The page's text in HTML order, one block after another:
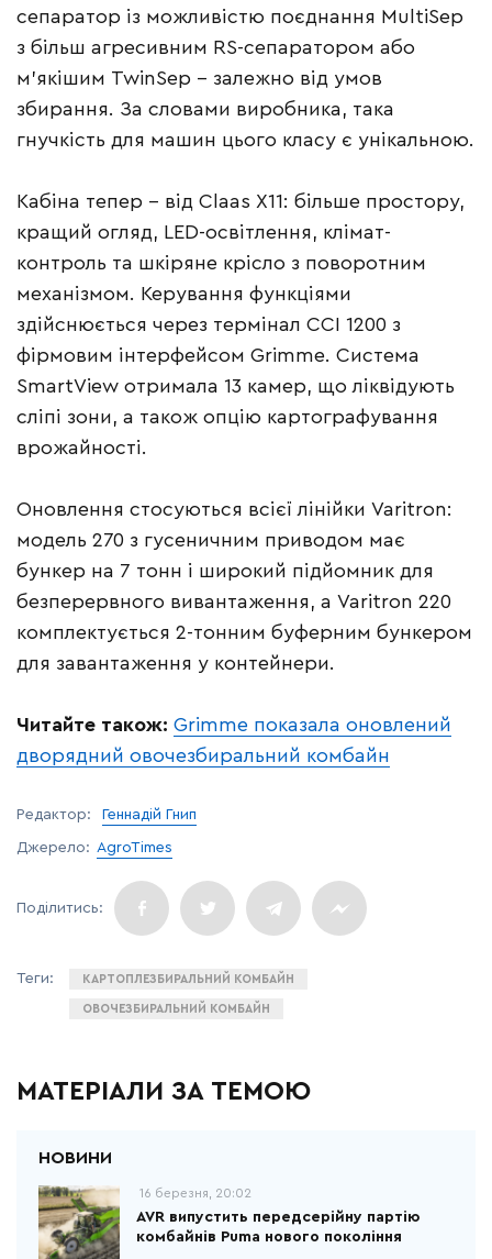
сепаратор із можливістю поєднання MultiSep
з більш агресивним RS-сепаратором або
м’якішим TwinSep – залежно від умов
збирання. За словами виробника, така
гнучкість для машин цього класу є унікальною.
Кабіна тепер – від Claas X11: більше простору,
кращий огляд, LED-освітлення, клімат-
контроль та шкіряне крісло з поворотним
механізмом. Керування функціями
здійснюється через термінал CCI 1200 з
фірмовим інтерфейсом Grimme. Система
SmartView отримала 13 камер, що ліквідують
сліпі зони, а також опцію картографування
врожайності.
Оновлення стосуються всієї лінійки Varitron:
модель 270 з гусеничним приводом має
бункер на 7 тонн і широкий підйомник для
безперервного вивантаження, а Varitron 220
комплектується 2-тонним буферним бункером
для завантаження у контейнери.
Читайте також: Grimme показала оновлений
дворядний овочезбиральний комбайн
Редактор: Геннадій Гнип
Джерело: AgroTimes
КАРТОПЛЕЗБИРАЛЬНИЙ КОМБАЙН
ОВОЧЕЗБИРАЛЬНИЙ КОМБАЙН
МАТЕРІАЛИ ЗА ТЕМОЮ
16 березня, 20:02
AVR випустить передсерійну партію
комбайнів Puma нового покоління